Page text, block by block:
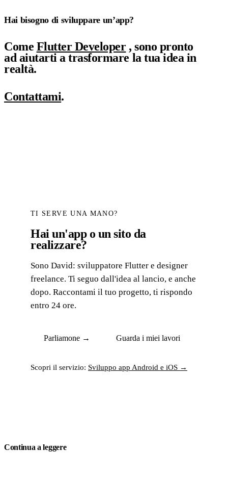
Hai bisogno di sviluppare un’app?
Come Flutter Developer, sono pronto
ad aiutarti a trasformare la tua idea in
realtà.
Contattami.
TI SERVE UNA MANO?
Hai un'app o un sito da
realizzare?
Sono David: sviluppatore Flutter e designer
freelance. Ti seguo dall'idea al lancio, e anche
dopo. Raccontami il tuo progetto, ti rispondo
entro 24 ore.
Parliamone → Guarda i miei lavori
Scopri il servizio: Sviluppo app Android e iOS →
Continua a leggere